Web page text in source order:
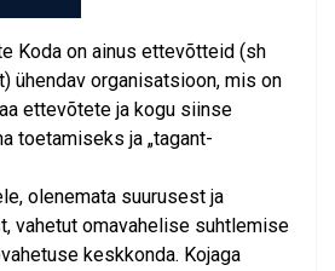
Koda on ainus ettevõtteid (sh
ühendav organisatsioon, mis on
ettevõtete ja kogu siinse
toetamiseks ja „tagant-
olenemata suurusest ja
vahetut omavahelise suhtlemise
keskkonda. Kojaga